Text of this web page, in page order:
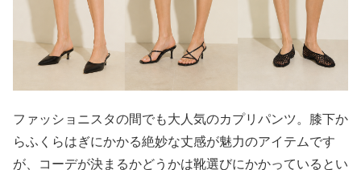
ファッショニスタの間でも大人気のカプリパンツ。膝下か
らふくらはぎにかかる絶妙な丈感が魅力のアイテムです
が、コーデが決まるかどうかは靴選びにかかっているとい